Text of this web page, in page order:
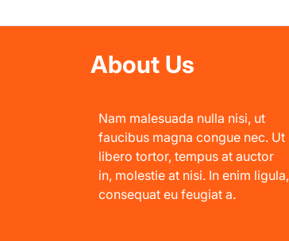
About Us
Nam malesuada nulla nisi, ut
faucibus magna congue nec. Ut
libero tortor, tempus at auctor
in, molestie at nisi. In enim ligula,
consequat eu feugiat a.